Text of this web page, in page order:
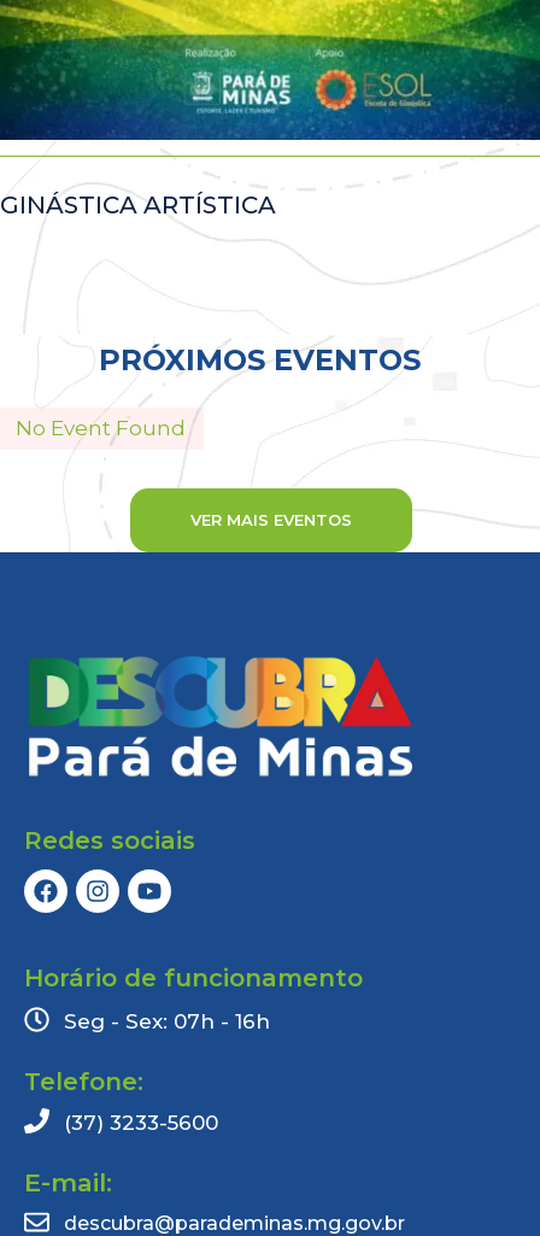
GINÁSTICA ARTÍSTICA
PRÓXIMOS EVENTOS
No Event Found
VER MAIS EVENTOS
Redes sociais
Horário de funcionamento
Seg - Sex: 07h - 16h
Telefone:
(37) 3233-5600
E-mail:
descubra@parademinas.mg.gov.br